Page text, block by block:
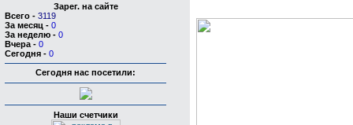
Зарег. на сайте
Всего - 3119
За месяц - 0
За неделю - 0
Вчера - 0
Сегодня - 0
Сегодня нас посетили:
Наши счетчики